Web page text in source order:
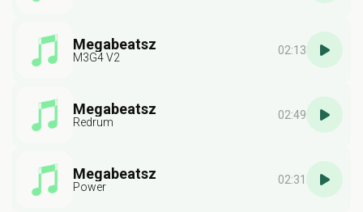
Megabeatsz
M3G4 V2
02:13
Megabeatsz
Redrum
02:49
Megabeatsz
Power
02:31